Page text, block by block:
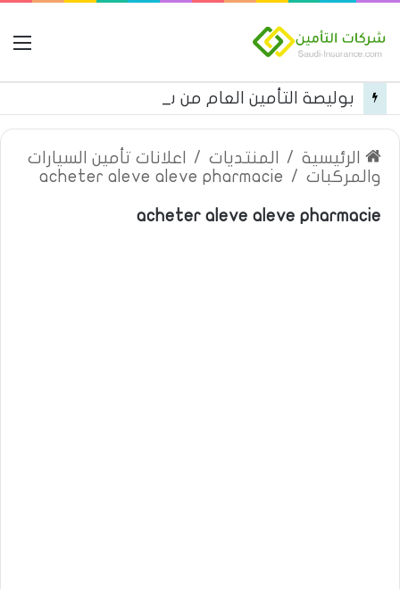
الرئيسية / المنتديات /
اعلانات تأمين السيارات
والمركبات /
acheter aleve aleve pharmacie
acheter aleve aleve pharmacie